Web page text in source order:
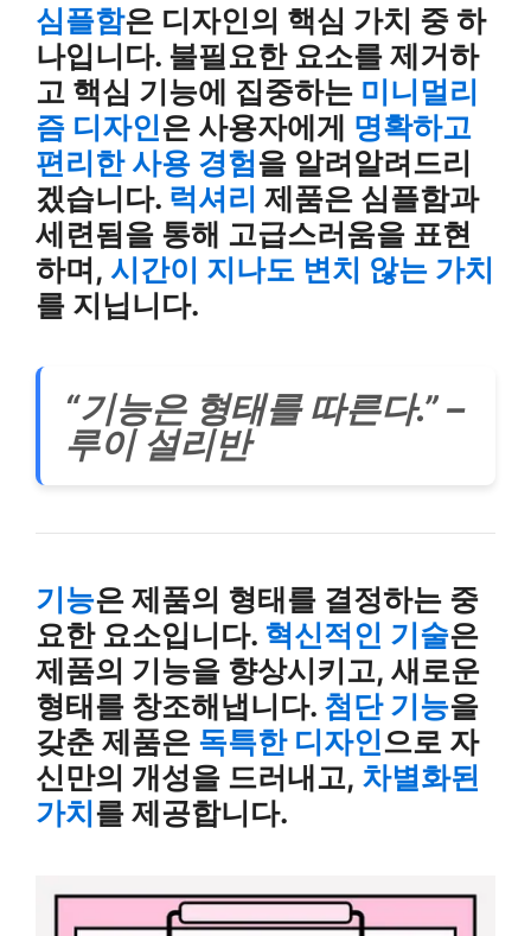
심플함은 디자인의 핵심 가치 중 하
나입니다. 불필요한 요소를 제거하
고 핵심 기능에 집중하는 미니멀리
즘 디자인은 사용자에게 명확하고
편리한 사용 경험을 알려알려드리
겠습니다. 럭셔리 제품은 심플함과
세련됨을 통해 고급스러움을 표현
하며, 시간이 지나도 변치 않는 가치
를 지닙니다.
“기능은 형태를 따른다.” –
루이 설리반
기능은 제품의 형태를 결정하는 중
요한 요소입니다. 혁신적인 기술은
제품의 기능을 향상시키고, 새로운
형태를 창조해냅니다. 첨단 기능을
갖춘 제품은 독특한 디자인으로 자
신만의 개성을 드러내고, 차별화된
가치를 제공합니다.